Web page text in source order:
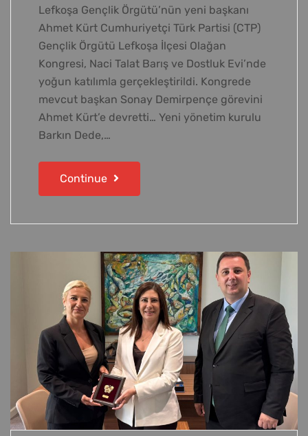
Lefkoşa Gençlik Örgütü’nün yeni başkanı
Ahmet Kürt Cumhuriyetçi Türk Partisi (CTP)
Gençlik Örgütü Lefkoşa İlçesi Olağan
Kongresi, Naci Talat Barış ve Dostluk Evi’nde
yoğun katılımla gerçekleştirildi. Kongrede
mevcut başkan Sonay Demirpençe görevini
Ahmet Kürt’e devretti… Yeni yönetim kurulu
Barkın Dede,…
Continue